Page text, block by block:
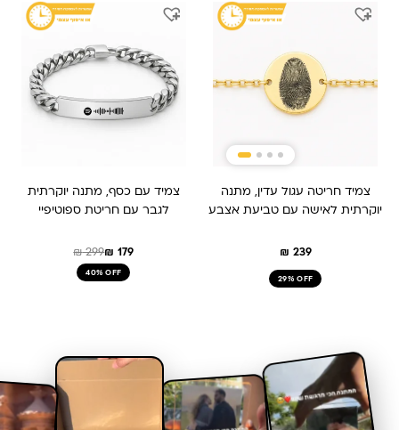
צמיד חריטה עגול עדין, מתנה
יוקרתית לאישה עם טביעת אצבע
₪ 239
29% OFF
צמיד עם כסף, מתנה יוקרתית
לגבר עם חריטת ספוטיפיי
₪299
₪ 299.
₪ 179
₪ 179.
40% OFF